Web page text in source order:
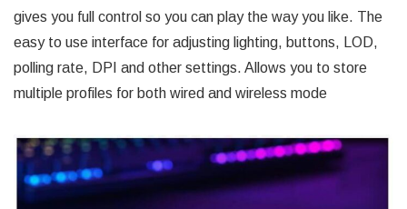
gives you full control so you can play the way you like. The
easy to use interface for adjusting lighting, buttons, LOD,
polling rate, DPI and other settings. Allows you to store
multiple profiles for both wired and wireless mode